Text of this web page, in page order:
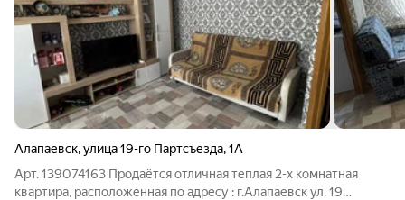
Алапаевск,улица 19-го Партсъезда,1А
Арт. 139074163 Продаётся отличная теплая 2-х комнатная
квартира, расположенная по адресу : г.Алапаевск ул. 19